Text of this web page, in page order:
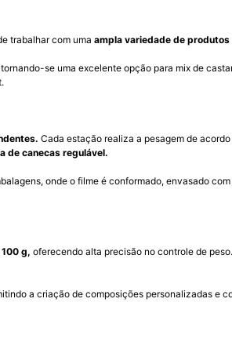
trabalhar com uma ampla variedade de produtos
se uma excelente opção para mix de
Cada estação realiza a pesagem de
de canecas regulável.
onde o filme é conformado, envasado
g, oferecendo alta precisão no controle de
a criação de composições personalizadas e